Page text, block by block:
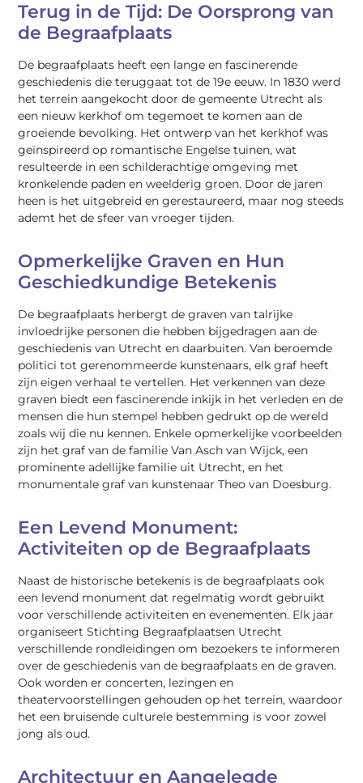
Terug in de Tijd: De Oorsprong van
de Begraafplaats
De begraafplaats heeft een lange en fascinerende
geschiedenis die teruggaat tot de 19e eeuw. In 1830 werd
het terrein aangekocht door de gemeente Utrecht als
een nieuw kerkhof om tegemoet te komen aan de
groeiende bevolking. Het ontwerp van het kerkhof was
geïnspireerd op romantische Engelse tuinen, wat
resulteerde in een schilderachtige omgeving met
kronkelende paden en weelderig groen. Door de jaren
heen is het uitgebreid en gerestaureerd, maar nog steeds
ademt het de sfeer van vroeger tijden.
Opmerkelijke Graven en Hun
Geschiedkundige Betekenis
De begraafplaats herbergt de graven van talrijke
invloedrijke personen die hebben bijgedragen aan de
geschiedenis van Utrecht en daarbuiten. Van beroemde
politici tot gerenommeerde kunstenaars, elk graf heeft
zijn eigen verhaal te vertellen. Het verkennen van deze
graven biedt een fascinerende inkijk in het verleden en de
mensen die hun stempel hebben gedrukt op de wereld
zoals wij die nu kennen. Enkele opmerkelijke voorbeelden
zijn het graf van de familie Van Asch van Wijck, een
prominente adellijke familie uit Utrecht, en het
monumentale graf van kunstenaar Theo van Doesburg.
Een Levend Monument:
Activiteiten op de Begraafplaats
Naast de historische betekenis is de begraafplaats ook
een levend monument dat regelmatig wordt gebruikt
voor verschillende activiteiten en evenementen. Elk jaar
organiseert Stichting Begraafplaatsen Utrecht
verschillende rondleidingen om bezoekers te informeren
over de geschiedenis van de begraafplaats en de graven.
Ook worden er concerten, lezingen en
theatervoorstellingen gehouden op het terrein, waardoor
het een bruisende culturele bestemming is voor zowel
jong als oud.
Architectuur en Aangelegde